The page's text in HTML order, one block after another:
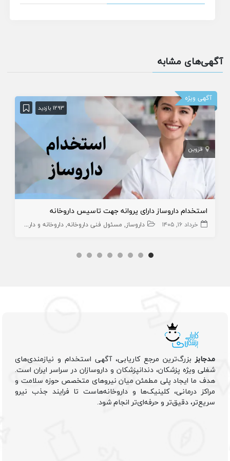
آگهی‌های مشابه
آگهی ویژه
1293 بازدید
قزوین
استخدام داروساز دارای پروانه جهت تاسیس داروخانه
خرداد ۱۶, ۱۴۰۵ داروساز مسئول فنی داروخانه داروخانه و داروساز
مدجابزبزرگ‌ترین مرجع کاریابی، آگهی استخدام و نیازمندی‌های
شغلی ویژه پزشکان، دندانپزشکان و داروسازان در سراسر ایران است.
هدف ما ایجاد پلی مطمئن میان نیروهای متخصص حوزه سلامت و
مراکز درمانی، کلینیک‌ها و داروخانه‌هاست تا فرایند جذب نیرو
سریع‌تر، دقیق‌تر و حرفه‌ای‌تر انجام شود.